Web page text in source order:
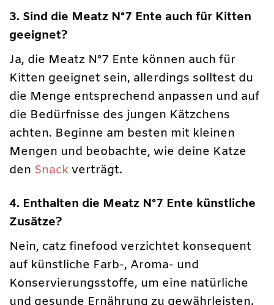
3. Sind die Meatz N°7 Ente auch für Kitten
geeignet?
Ja, die Meatz N°7 Ente können auch für
Kitten geeignet sein, allerdings solltest du
die Menge entsprechend anpassen und auf
die Bedürfnisse des jungen Kätzchens
achten. Beginne am besten mit kleinen
Mengen und beobachte, wie deine Katze
den Snackverträgt.
4. Enthalten die Meatz N°7 Ente künstliche
Zusätze?
Nein, catz finefood verzichtet konsequent
auf künstliche Farb-, Aroma- und
Konservierungsstoffe, um eine natürliche
und gesunde Ernährung zu gewährleisten.